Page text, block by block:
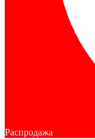
Распродажа